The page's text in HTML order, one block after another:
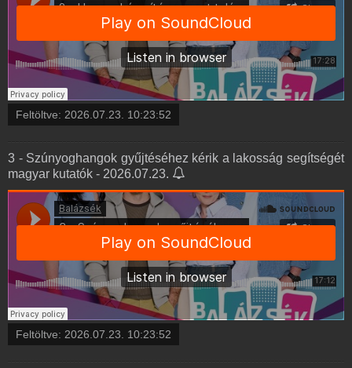
Feltöltve: 2026.07.23. 10:23:52
3 - Szúnyoghangok gyűjtéséhez kérik a lakosság segítségét
magyar kutatók - 2026.07.23.
Feltöltve: 2026.07.23. 10:23:52